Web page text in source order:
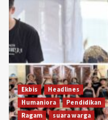
Ekbis
Headlines
Humaniora
Pendidikan
Ragam
suara warga